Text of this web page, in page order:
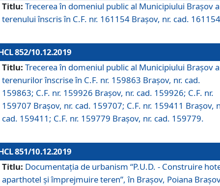
Titlu: Trecerea în domeniul public al Municipiului Braşov a
terenului înscris în C.F. nr. 161154 Brașov, nr. cad.
852/10.12.2019
Titlu: Trecerea în domeniul public al Municipiului Braşov a
terenurilor înscrise în C.F. nr. 159863 Brașov, nr. cad.
159863; C.F. nr. 159926 Brașov, nr. cad. 159926; C.F. nr.
159707 Brașov, nr. cad. 159707; C.F. nr. 159411 Brașov,
cad. 159411; C.F. nr. 159779 Brașov, nr. cad. 159779.
851/10.12.2019
Titlu: Documentaţia de urbanism “P.U.D. - Construire
aparthotel şi împrejmuire teren”, în Braşov, Poiana